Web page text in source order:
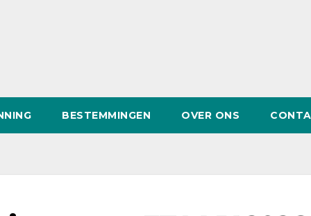
BESTEMMINGEN OVER ONS